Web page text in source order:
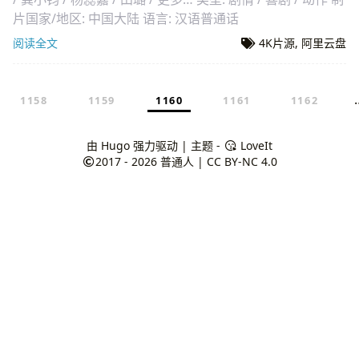
片国家/地区: 中国大陆 语言: 汉语普通话
阅读全文 4K片源, 阿里云盘
1158 1159 1160 1161 1162
由 Hugo强力驱动 | 主题 -
LoveIt
2017 - 2026 普通人 |CC BY-NC 4.0